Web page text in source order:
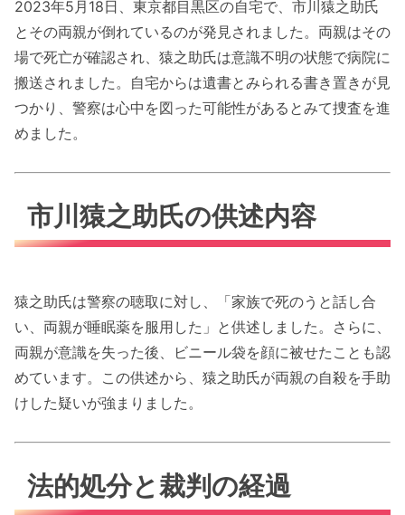
2023年5月18日、東京都目黒区の自宅で、市川猿之助氏
とその両親が倒れているのが発見されました。両親はその
場で死亡が確認され、猿之助氏は意識不明の状態で病院に
搬送されました。自宅からは遺書とみられる書き置きが見
つかり、警察は心中を図った可能性があるとみて捜査を進
めました。
市川猿之助氏の供述内容
猿之助氏は警察の聴取に対し、「家族で死のうと話し合
い、両親が睡眠薬を服用した」と供述しました。さらに、
両親が意識を失った後、ビニール袋を顔に被せたことも認
めています。この供述から、猿之助氏が両親の自殺を手助
けした疑いが強まりました。
法的処分と裁判の経過